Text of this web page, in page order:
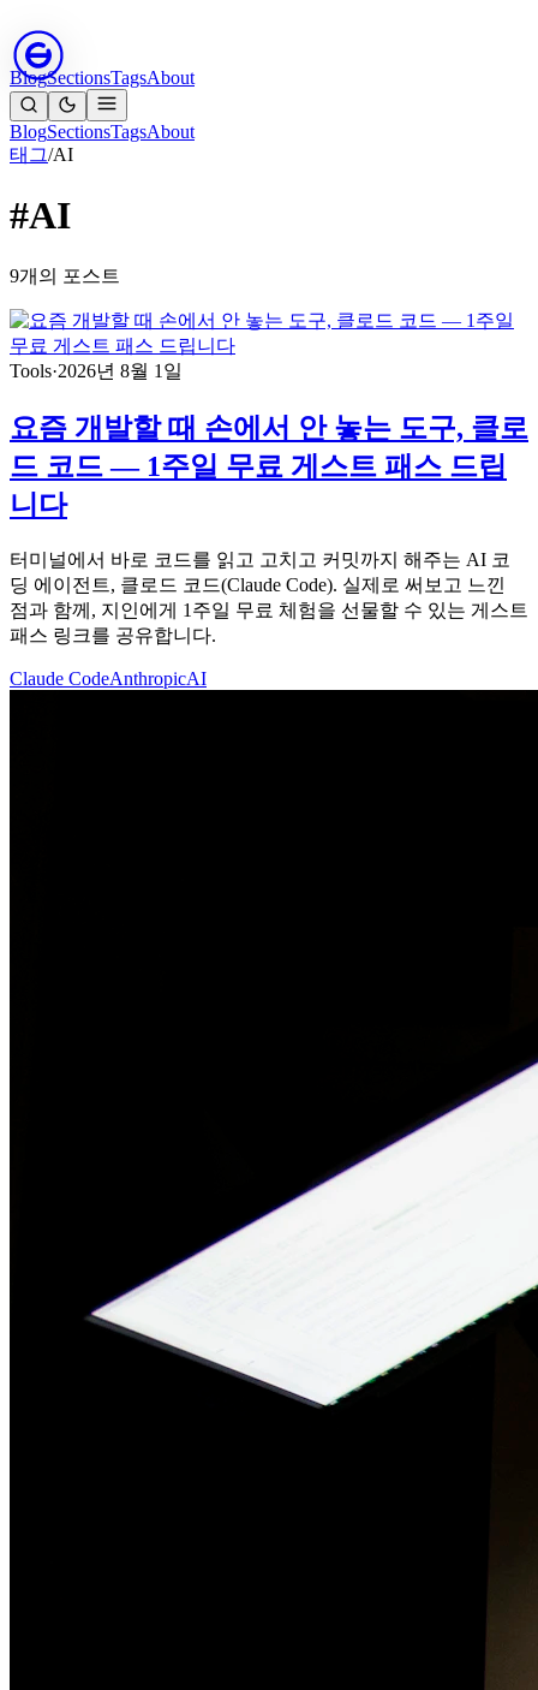
BlogSectionsTagsAbout
BlogSectionsTagsAbout
태그/AI
#AI
9개의 포스트
Tools·2026년 8월 1일
요즘 개발할 때 손에서 안 놓는 도구, 클로
드 코드 — 1주일 무료 게스트 패스 드립
니다
터미널에서 바로 코드를 읽고 고치고 커밋까지 해주는 AI 코
딩 에이전트, 클로드 코드(Claude Code). 실제로 써보고 느낀
점과 함께, 지인에게 1주일 무료 체험을 선물할 수 있는 게스트
패스 링크를 공유합니다.
Claude CodeAnthropicAI